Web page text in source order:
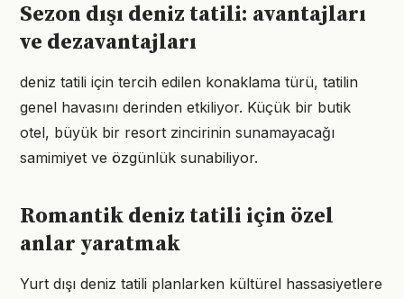
Sezon dışı deniz tatili: avantajları
ve dezavantajları
deniz tatili için tercih edilen konaklama türü, tatilin
genel havasını derinden etkiliyor. Küçük bir butik
otel, büyük bir resort zincirinin sunamayacağı
samimiyet ve özgünlük sunabiliyor.
Romantik deniz tatili için özel
anlar yaratmak
Yurt dışı deniz tatili planlarken kültürel hassasiyetlere